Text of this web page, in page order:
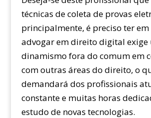
técnicas de coleta de provas
principalmente, é preciso ter
advogar em direito digital exige
dinamismo fora do comum em
com outras áreas do direito, o
demandará dos profissionais
constante e muitas horas
estudo de novas tecnologias.